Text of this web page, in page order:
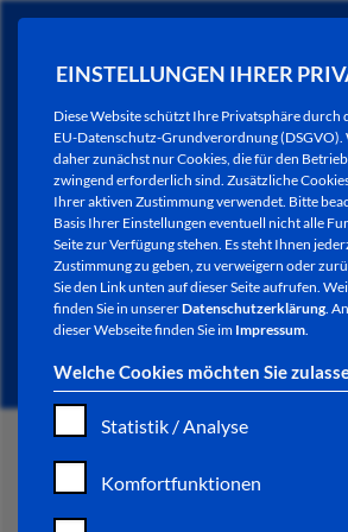
EINSTELLUNGEN IHRER
Diese Website schützt Ihre Privatsphäre durch
EU-Datenschutz-Grundverordnung (DSGVO).
daher zunächst nur Cookies, die für den
zwingend erforderlich sind. Zusätzliche
Ihrer aktiven Zustimmung verwendet. Bitte
Basis Ihrer Einstellungen eventuell nicht alle
Seite zur Verfügung stehen. Es steht Ihnen
Zustimmung zu geben, zu verweigern oder
Sie den Link unten auf dieser Seite aufrufen.
finden Sie in unsererDatenschutzerklärung.
dieser Webseite finden Sie im Impressum.
Welche Cookies möchten Sie
Statistik / Analyse
Komfortfunktionen
NEWSLETTER / CITY
START